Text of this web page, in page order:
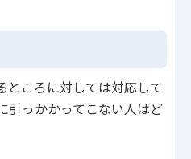
ところに対しては対応して
引っかかってこない人はど